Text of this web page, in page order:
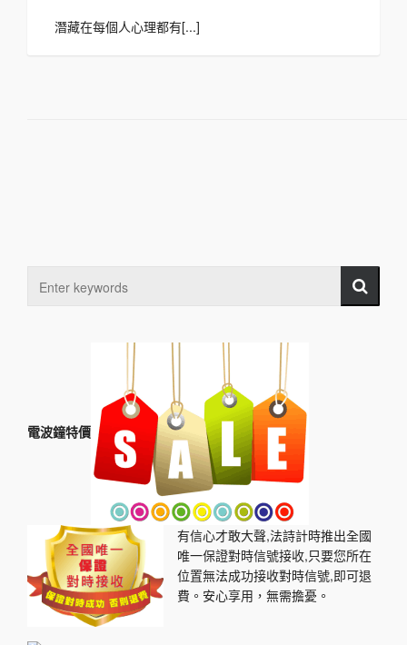
潛藏在每個人心理都有[...]
電波鐘特價
有信心才敢大聲,法詩計時推出全國
唯一保證對時信號接收,只要您所在
位置無法成功接收對時信號,即可退
費。安心享用，無需擔憂。